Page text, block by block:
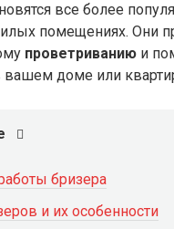
все более
помещениях. Они
проветриванию и
вашем доме или
бризера
и их особенности